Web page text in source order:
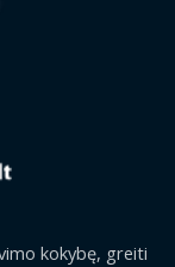
kokybę, greiti